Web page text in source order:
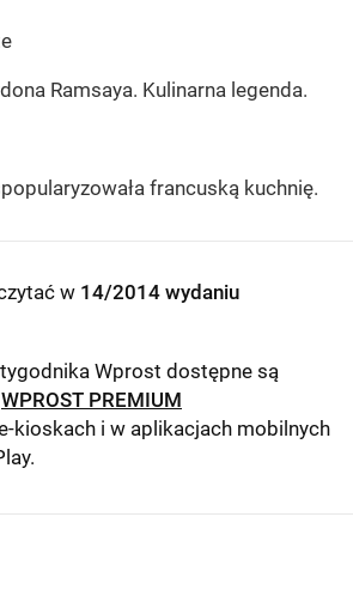
Ramsaya. Kulinarna legenda.
francuską kuchnię.
w 14/2014 wydaniu
Wprost dostępne są
WPROST PREMIUM
kioskach i w aplikacjach mobilnych
.